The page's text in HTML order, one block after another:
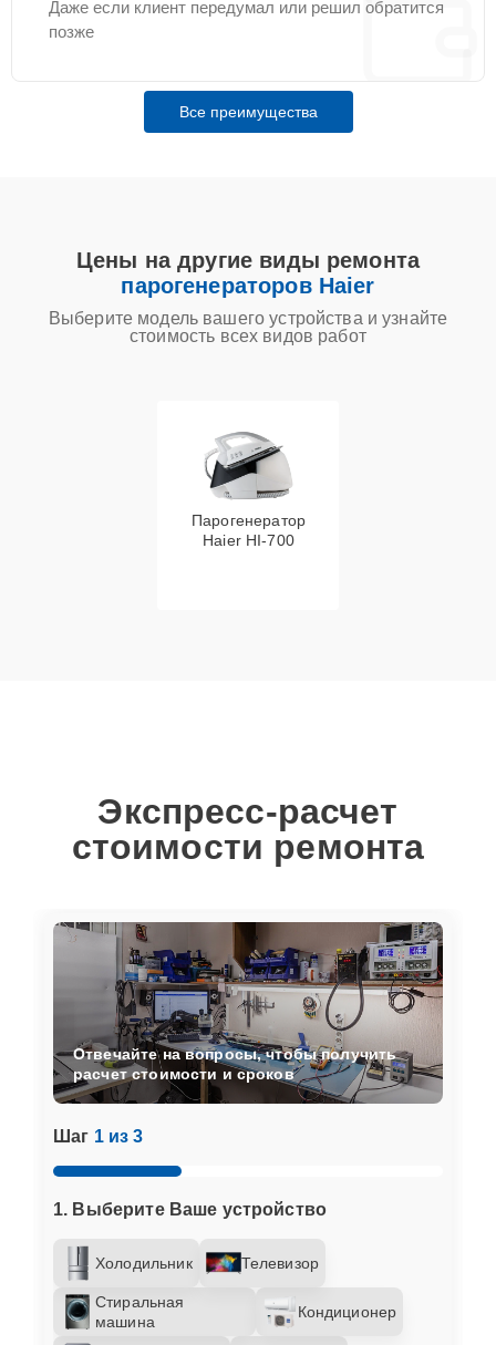
Даже если клиент передумал или решил обратится
позже
Все преимущества
Цены на другие виды ремонта
парогенераторов Haier
Выберите модель вашего устройства и узнайте
стоимость всех видов работ
Парогенератор
Haier HI-700
Экспресс-расчет
стоимости ремонта
Шаг 1 из 3
1. Выберите Ваше устройство
Холодильник Телевизор
Стиральная
машина
Кондиционер
Отвечайте на вопросы, чтобы получить
расчет стоимости и сроков